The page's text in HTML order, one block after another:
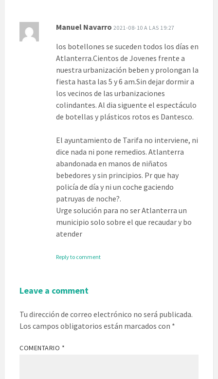
Manuel Navarro 2021-08-10 A LAS 19:27
los botellones se suceden todos los días en
Atlanterra.Cientos de Jovenes frente a
nuestra urbanización beben y prolongan la
fiesta hasta las 5 y 6 am.Sin dejar dormir a
los vecinos de las urbanizaciones
colindantes. Al dia siguente el espectáculo
de botellas y plásticos rotos es Dantesco.
El ayuntamiento de Tarifa no interviene, ni
dice nada ni pone remedios. Atlanterra
abandonada en manos de niñatos
bebedores y sin principios. Pr que hay
policía de día y ni un coche gaciendo
patruyas de noche?.
Urge solución para no ser Atlanterra un
municipio solo sobre el que recaudar y bo
atender
Reply to comment
Leave a comment
Tu dirección de correo electrónico no será publicada.
Los campos obligatorios están marcados con *
COMENTARIO *